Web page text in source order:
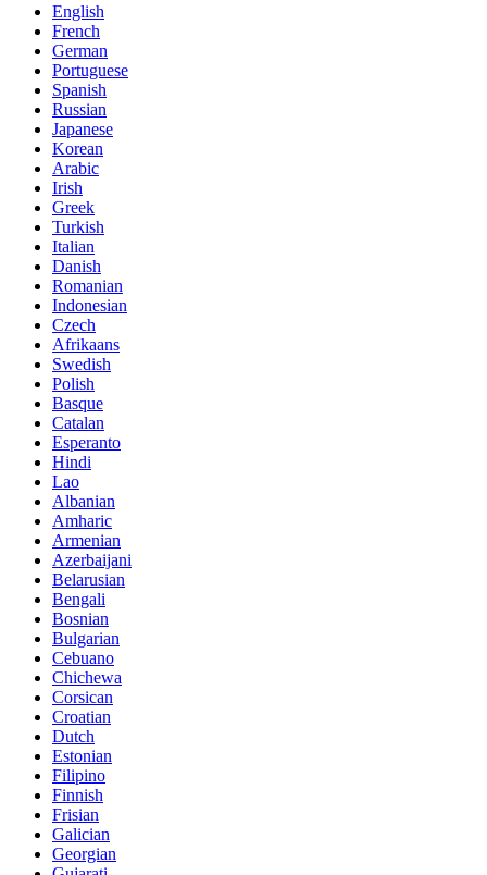
English
French
German
Portuguese
Spanish
Russian
Japanese
Korean
Arabic
Irish
Greek
Turkish
Italian
Danish
Romanian
Indonesian
Czech
Afrikaans
Swedish
Polish
Basque
Catalan
Esperanto
Hindi
Lao
Albanian
Amharic
Armenian
Azerbaijani
Belarusian
Bengali
Bosnian
Bulgarian
Cebuano
Chichewa
Corsican
Croatian
Dutch
Estonian
Filipino
Finnish
Frisian
Galician
Georgian